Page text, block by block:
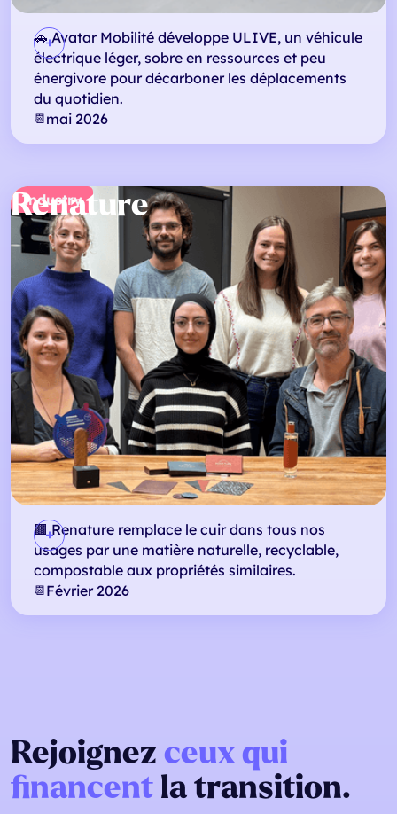
🚗 Avatar Mobilité développe ULIVE, un véhicule
électrique léger, sobre en ressources et peu
énergivore pour décarboner les déplacements
du quotidien.
📆mai 2026
Industry
Renature
🟫 Renature remplace le cuir dans tous nos
usages par une matière naturelle, recyclable,
compostable aux propriétés similaires.
📆Février 2026
Rejoignez ceux qui
financent la transition.